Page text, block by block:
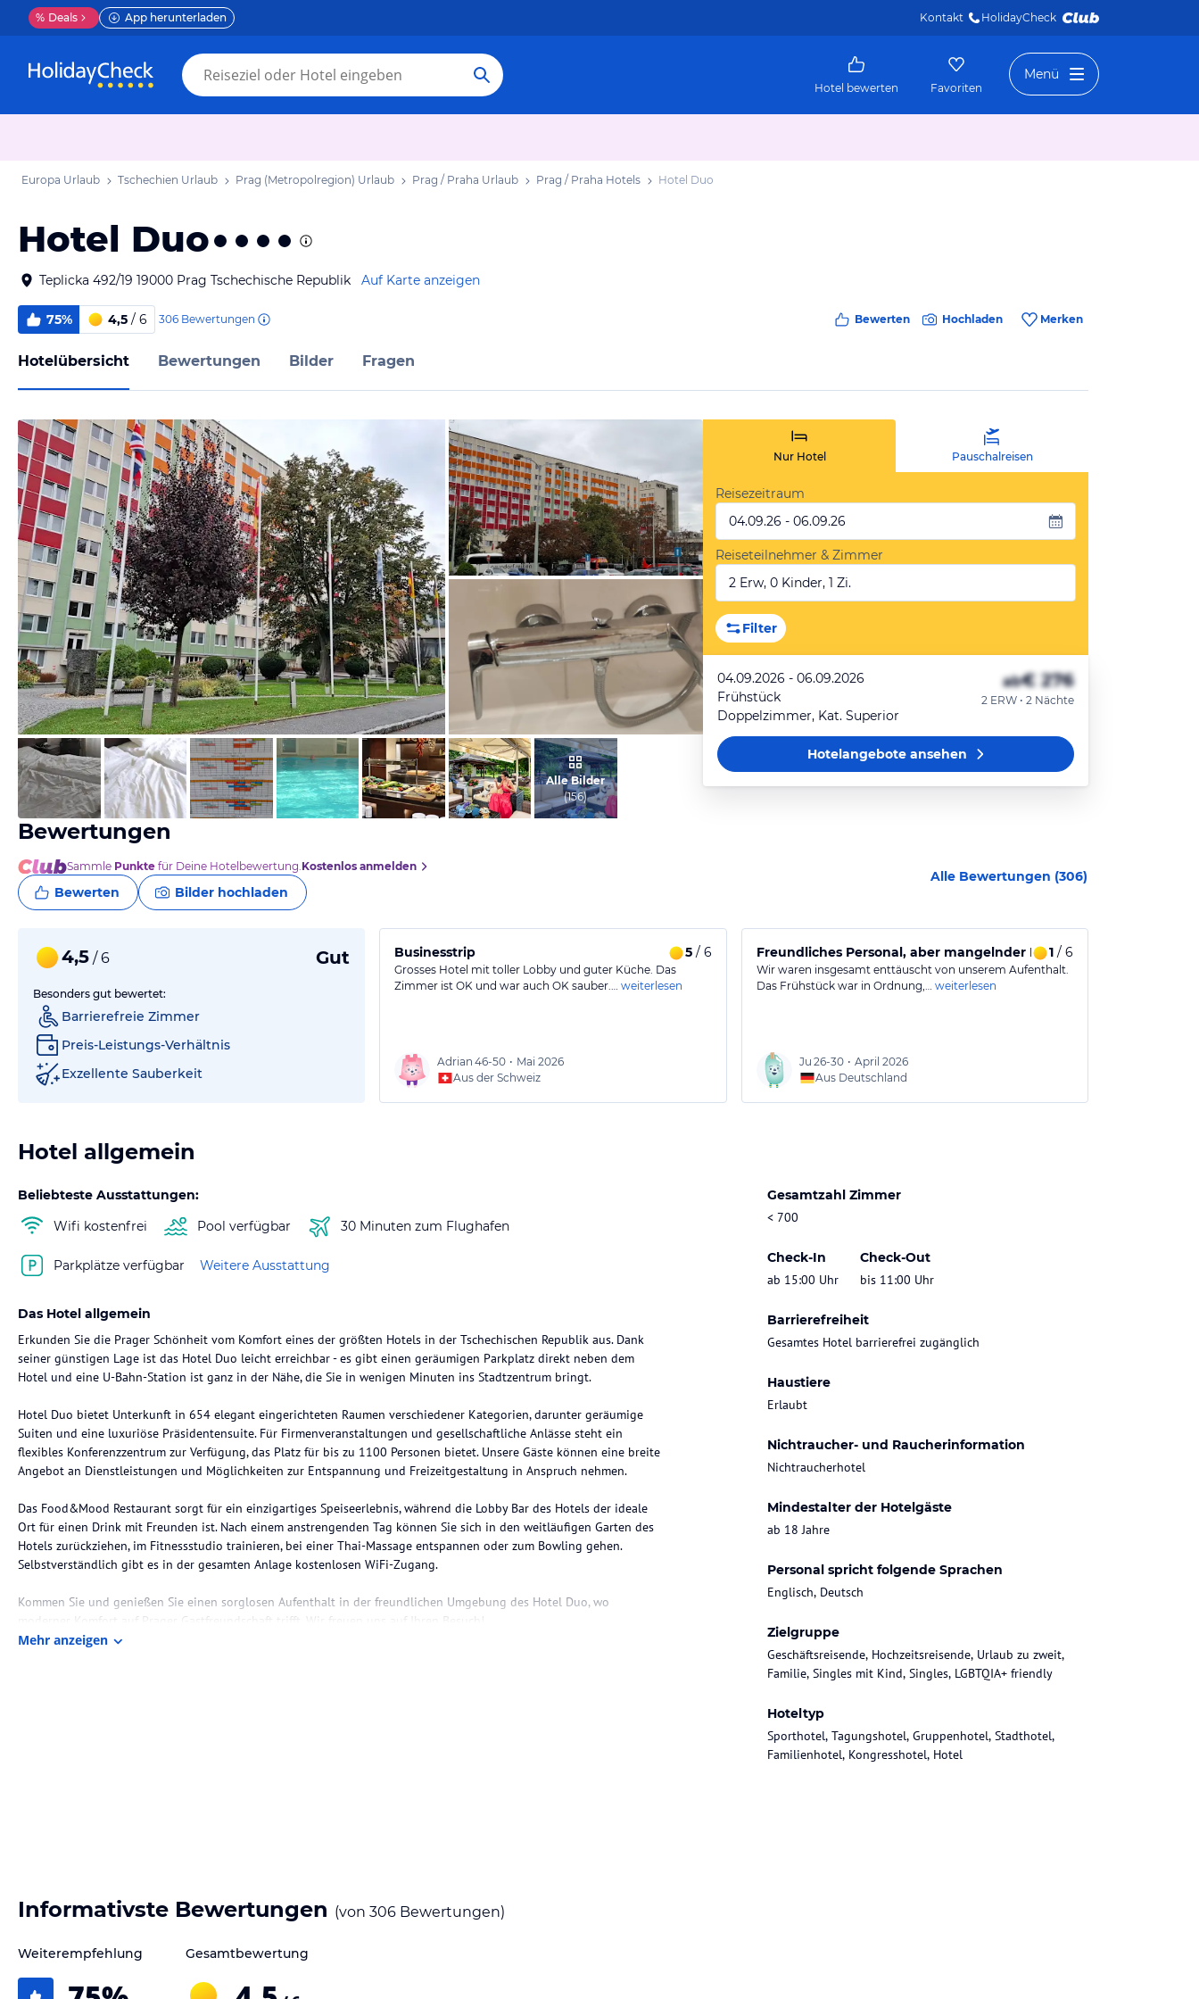
% Deals App herunterladen Kontakt HolidayCheck
Hotel bewerten Favoriten
Menü
Europa Urlaub Tschechien Urlaub Prag (Metropolregion) Urlaub Prag / Praha Urlaub Prag / Praha Hotels Hotel Duo
Hotel Duo
Teplicka 492/19 19000 Prag Tschechische Republik Auf Karte anzeigen
75% 4,5 / 6 306 Bewertungen Bewerten Hochladen Merken
Hotelübersicht Bewertungen Bilder Fragen
von Gaby, Oktober 2024
von Gaby, Oktober 2024
von Marie-Paule, April 2025
Alle Bilder
(156)
Nur Hotel Pauschalreisen
Reisezeitraum
04.09.26 - 06.09.26
Reiseteilnehmer & Zimmer
2 Erw, 0 Kinder, 1 Zi.
Filter
04.09.2026 - 06.09.2026
Frühstück
Doppelzimmer, Kat. Superior
ab€ 276
2 ERW • 2 Nächte
Hotelangeboteansehen
Bewertungen
Sammle Punkte für Deine Hotelbewertung.Kostenlos anmelden
Bewerten Bilder hochladen
Alle Bewertungen (306)
4,5 / 6 Gut
Besonders gut bewertet:
Barrierefreie Zimmer
Preis-Leistungs-Verhältnis
Exzellente Sauberkeit
Businesstrip 5/ 6
Grosses Hotel mit toller Lobby und guter Küche. Das
Zimmer ist OK und war auch OK sauber.… weiterlesen
Adrian 46-50 • Mai 2026
Aus der Schweiz
Freundliches Personal, aber mangelnder Komfort und Ausstattung
1/ 6
Wir waren insgesamt enttäuscht von unserem Aufenthalt.
Das Frühstück war in Ordnung,… weiterlesen
Ju 26-30 • April 2026
Aus Deutschland
Hotel allgemein
Beliebteste Ausstattungen:
Wifi kostenfrei
Pool verfügbar 30 Minuten zum Flughafen
Parkplätze verfügbar Weitere Ausstattung
Gesamtzahl Zimmer
< 700
Check-In
ab 15:00 Uhr
Check-Out
bis 11:00 Uhr
Barrierefreiheit
Gesamtes Hotel barrierefrei zugänglich
Haustiere
Erlaubt
Nichtraucher- und Raucherinformation
Nichtraucherhotel
Mindestalter der Hotelgäste
ab 18 Jahre
Personal spricht folgende Sprachen
Englisch, Deutsch
Zielgruppe
Geschäftsreisende, Hochzeitsreisende, Urlaub zu zweit,
Familie, Singles mit Kind, Singles, LGBTQIA+ friendly
Hoteltyp
Sporthotel, Tagungshotel, Gruppenhotel, Stadthotel,
Familienhotel, Kongresshotel, Hotel
Das Hotel allgemein
Erkunden Sie die Prager Schönheit vom Komfort eines der größten Hotels in der Tschechischen Republik aus. Dank
seiner günstigen Lage ist das Hotel Duo leicht erreichbar - es gibt einen geräumigen Parkplatz direkt neben dem
Hotel und eine U-Bahn-Station ist ganz in der Nähe, die Sie in wenigen Minuten ins Stadtzentrum bringt.
Hotel Duo bietet Unterkunft in 654 elegant eingerichteten Raumen verschiedener Kategorien, darunter geräumige
Suiten und eine luxuriöse Präsidentensuite. Für Firmenveranstaltungen und gesellschaftliche Anlässe steht ein
flexibles Konferenzzentrum zur Verfügung, das Platz für bis zu 1100 Personen bietet. Unsere Gäste können eine breite
Angebot an Dienstleistungen und Möglichkeiten zur Entspannung und Freizeitgestaltung in Anspruch nehmen.
Das Food&Mood Restaurant sorgt für ein einzigartiges Speiseerlebnis, während die Lobby Bar des Hotels der ideale
Ort für einen Drink mit Freunden ist. Nach einem anstrengenden Tag können Sie sich in den weitläufigen Garten des
Hotels zurückziehen, im Fitnessstudio trainieren, bei einer Thai-Massage entspannen oder zum Bowling gehen.
Selbstverständlich gibt es in der gesamten Anlage kostenlosen WiFi-Zugang.
Kommen Sie und genießen Sie einen sorglosen Aufenthalt in der freundlichen Umgebung des Hotel Duo, wo
moderner Komfort auf Prager Gastfreundschaft trifft. Wir freuen uns auf Ihren Besuch!
separaten Bereich für Geschäftstreffen und einer Infrarotsauna. Alle Räume des Hotels sind Nichtraucherräume.
Wir laden Sie herzlich in unser Food&Mood Restaurant, das Ihnen ein einzigartiges gastronomisches Erlebnis
garantiert. Kommen Sie und probieren Sie das Beste aus der tschechischen und internationalen Küche, wählen Sie
Mehr anzeigen
Informativste Bewertungen (von 306 Bewertungen)
Weiterempfehlung Gesamtbewertung